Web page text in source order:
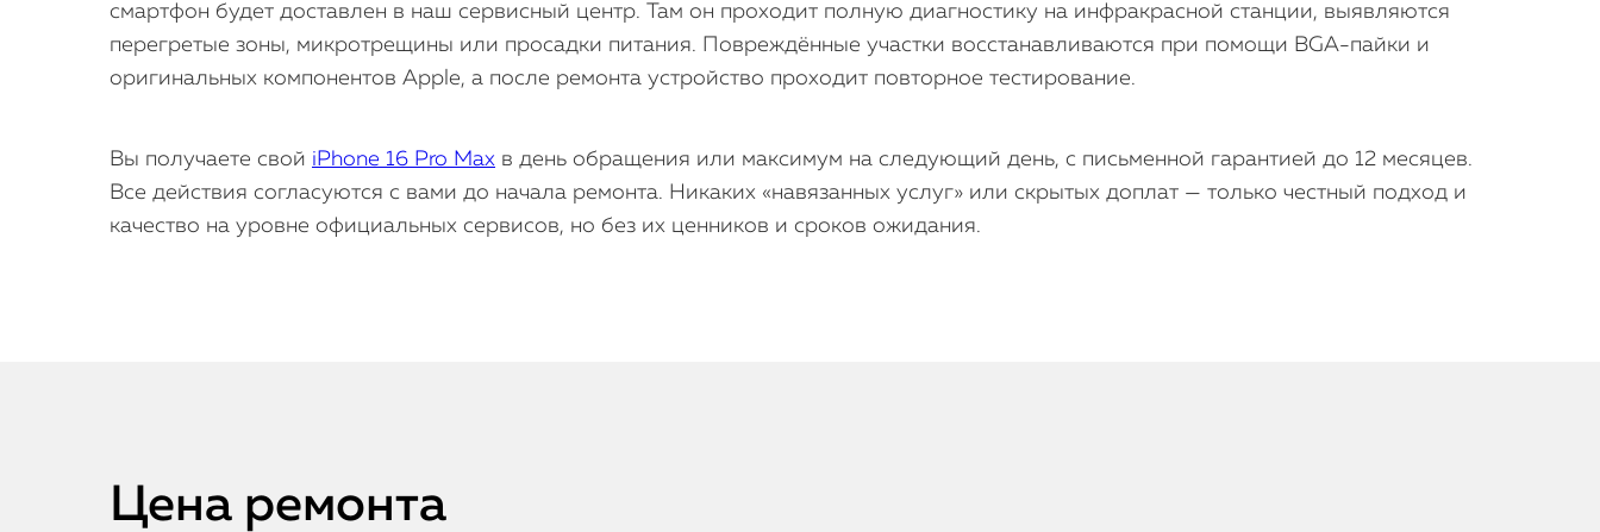
смартфон будет доставлен в наш сервисный центр. Там он проходит полную диагностику на инфракрасной станции, выявляются
перегретые зоны, микротрещины или просадки питания. Повреждённые участки восстанавливаются при помощи BGA-пайки и
оригинальных компонентов Apple, а после ремонта устройство проходит повторное тестирование.
Вы получаете свой iPhone 16 Pro Max в день обращения или максимум на следующий день, с письменной гарантией до 12 месяцев.
Все действия согласуются с вами до начала ремонта. Никаких «навязанных услуг» или скрытых доплат — только честный подход и
качество на уровне официальных сервисов, но без их ценников и сроков ожидания.
Цена ремонта